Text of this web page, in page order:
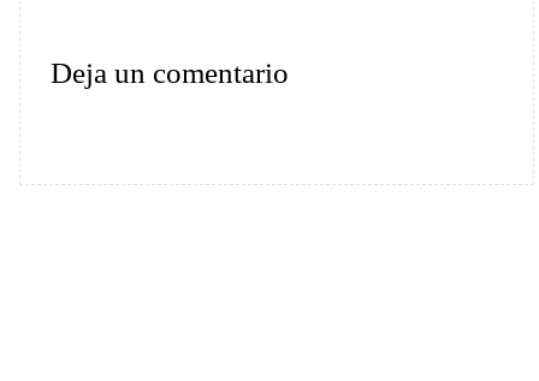
Deja un comentario